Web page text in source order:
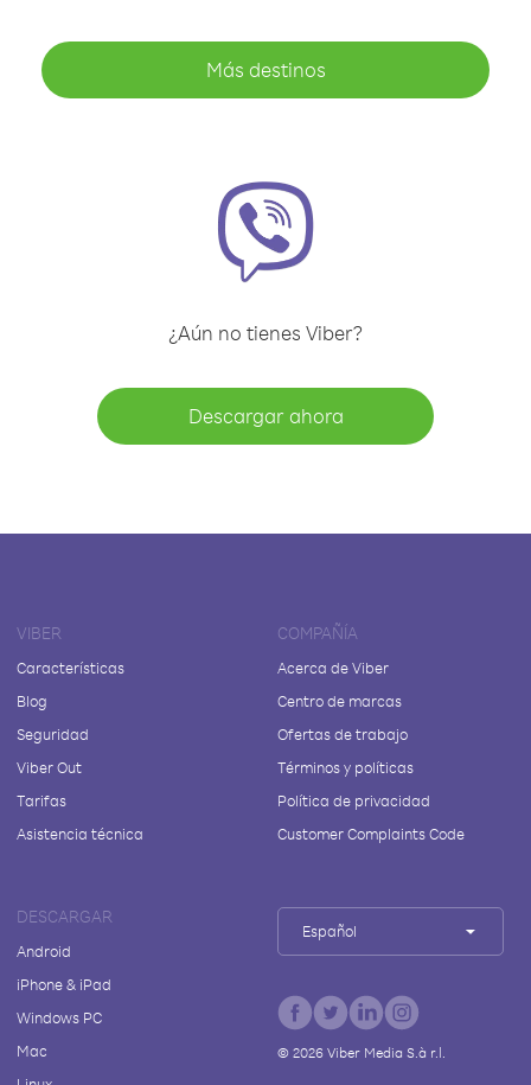
Más destinos
¿Aún no tienes Viber?
Descargar ahora
VIBER
Características
Blog
Seguridad
Viber Out
Tarifas
Asistencia técnica
COMPAÑÍA
Acerca de Viber
Centro de marcas
Ofertas de trabajo
Términos y políticas
Política de privacidad
Customer Complaints Code
DESCARGAR
Android
iPhone & iPad
Windows PC
Mac
Español
© 2026Viber Media S.à r.l.